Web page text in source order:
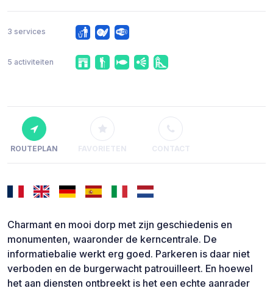
3 services
5 activiteiten
ROUTEPLAN FAVORIETEN CONTACT
Charmant en mooi dorp met zijn geschiedenis en
monumenten, waaronder de kerncentrale. De
informatiebalie werkt erg goed. Parkeren is daar niet
verboden en de burgerwacht patrouilleert. En hoewel
het aan diensten ontbreekt is het een echte aanrader